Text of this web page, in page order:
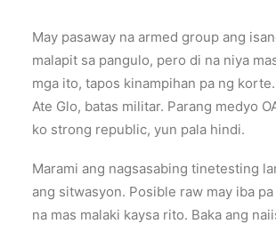
May pasaway na armed group ang
malapit sa pangulo, pero di na niya
mga ito, tapos kinampihan pa ng
Ate Glo, batas militar. Parang medyo
ko strong republic, yun pala hindi.
Marami ang nagsasabing tinetesting
ang sitwasyon. Posible raw may iba
na mas malaki kaysa rito. Baka ang